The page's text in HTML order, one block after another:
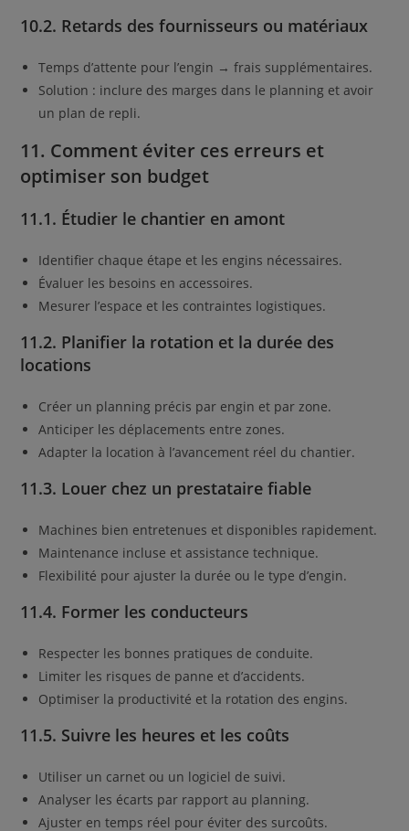
10.2. Retards des fournisseurs ou matériaux
Temps d’attente pour l’engin → frais supplémentaires.
Solution : inclure des marges dans le planning et avoir
un plan de repli.
11. Comment éviter ces erreurs et
optimiser son budget
11.1. Étudier le chantier en amont
Identifier chaque étape et les engins nécessaires.
Évaluer les besoins en accessoires.
Mesurer l’espace et les contraintes logistiques.
11.2. Planifier la rotation et la durée des
locations
Créer un planning précis par engin et par zone.
Anticiper les déplacements entre zones.
Adapter la location à l’avancement réel du chantier.
11.3. Louer chez un prestataire fiable
Machines bien entretenues et disponibles rapidement.
Maintenance incluse et assistance technique.
Flexibilité pour ajuster la durée ou le type d’engin.
11.4. Former les conducteurs
Respecter les bonnes pratiques de conduite.
Limiter les risques de panne et d’accidents.
Optimiser la productivité et la rotation des engins.
11.5. Suivre les heures et les coûts
Utiliser un carnet ou un logiciel de suivi.
Analyser les écarts par rapport au planning.
Ajuster en temps réel pour éviter des surcoûts.